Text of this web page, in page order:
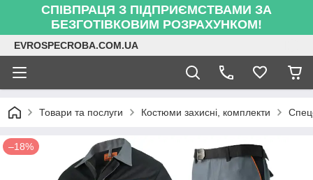
СПІВПРАЦЯ З ПІДПРИЄМСТВАМИ ЗА
БЕЗГОТІВКОВИМ РОЗРАХУНКОМ!
EVROSPECROBA.COM.UA
Товари та послуги Костюми захисні, комплекти
–18%